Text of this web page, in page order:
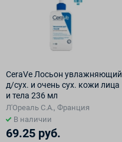
CeraVe Лосьон увлажняющий
д/сух. и очень сух. кожи лица
и тела 236 мл
Л'Ореаль С.А., Франция
В наличии
69.25 руб.